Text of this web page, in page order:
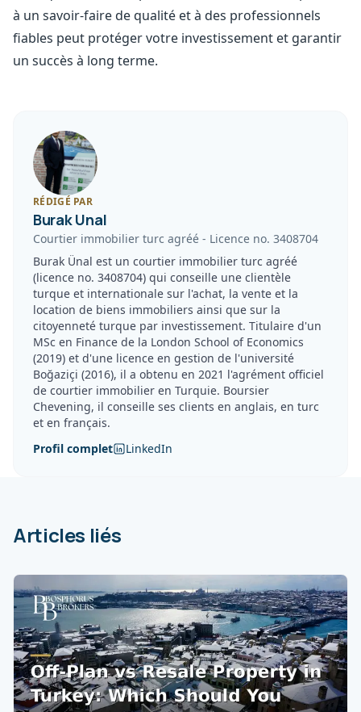
à un savoir-faire de qualité et à des professionnels
fiables peut protéger votre investissement et garantir
un succès à long terme.
RÉDIGÉ PAR
Burak Unal
Courtier immobilier turc agréé - Licence no. 3408704
Burak Ünal est un courtier immobilier turc agréé
(licence no. 3408704) qui conseille une clientèle
turque et internationale sur l'achat, la vente et la
location de biens immobiliers ainsi que sur la
citoyenneté turque par investissement. Titulaire d'un
MSc en Finance de la London School of Economics
(2019) et d'une licence en gestion de l'université
Boğaziçi (2016), il a obtenu en 2021 l'agrément officiel
de courtier immobilier en Turquie. Boursier
Chevening, il conseille ses clients en anglais, en turc
et en français.
Profil complet
LinkedIn
Articles liés